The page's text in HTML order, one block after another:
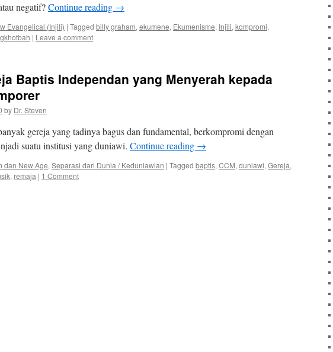
negatif?Continue reading →
Evangelical (Injili) | Tagged billy graham, ekumene, Ekumenisme, Injili, kompromi,
| Leave a comment
Baptis Independan yang Menyerah kepada
by Dr. Steven
gereja yang tadinya bagus dan fundamental, berkompromi dengan
suatu institusi yang duniawi. Continue reading →
dan New Age, Separasi dari Dunia / Keduniawian | Tagged baptis, CCM, duniawi, Gereja,
, remaja | 1 Comment